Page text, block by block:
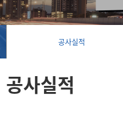
공사실적
공사실적